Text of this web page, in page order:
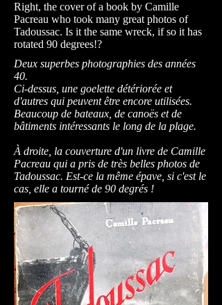
Right, the cover of a book by Camille
Pacreau who took many great photos of
Tadoussac. Is it the same wreck, if so it has
rotated 90 degrees!?
Deux superbes photographies des années
40.
Ci-dessus, une goelette détériorée et
d'autres qui peuvent être encore utilisées.
Beaucoup de bateaux, de canoës et de
bâtiments intéressants le long de la plage.
À droite, la couverture d'un livre de Camille
Pacreau qui a pris de très belles photos de
Tadoussac. Est-ce la même épave, si c'est le
cas, elle a tourné de 90 degrés !